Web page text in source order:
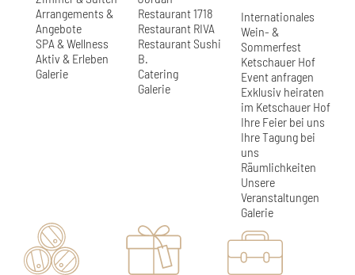
Arrangements &
Angebote
SPA & Wellness
Aktiv & Erleben
Galerie
Restaurant 1718
Restaurant RIVA
Restaurant Sushi
B.
Catering
Galerie
Internationales
Wein- &
Sommerfest
Ketschauer Hof
Event anfragen
Exklusiv heiraten
im Ketschauer Hof
Ihre Feier bei uns
Ihre Tagung bei
uns
Räumlichkeiten
Unsere
Veranstaltungen
Galerie